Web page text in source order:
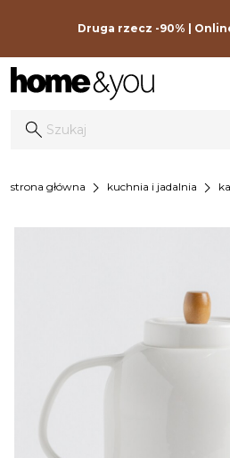
Druga rzecz -90% |
strona główna chevron_right kuchnia i jadalnia chevron_right